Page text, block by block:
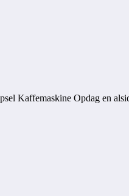
Kaffemaskine Opdag en